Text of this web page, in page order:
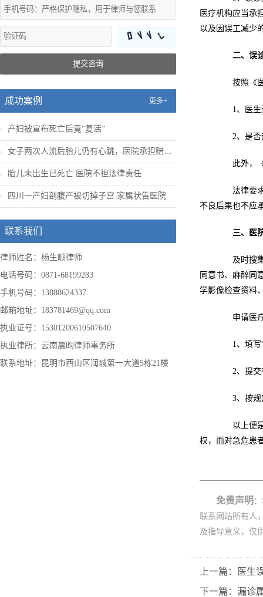
提交咨询
成功案例 更多+
产妇被宣布死亡后竟“复活”
女子两次人流后胎儿仍有心跳，医院承担赔偿...
胎儿未出生已死亡 医院不担法律责任
四川一产妇剖腹产被切掉子宫 家属状告医院
联系我们
律师姓名：杨生顺律师
电话号码：0871-68199283
手机号码：13888624337
邮箱地址：183781469@qq.com
执业证号：15301200610507640
执业律所：云南晨昀律师事务所
联系地址：昆明市西山区润城第一大道5栋21楼
医疗机构应当承
以及因误工减少
二、误
按照《医
1、医生诊
2、是否
此外，《
法律要求
不良后果也不应
三、 医
及时搜集
同意书、麻醉同
学影像检查资料
申请医疗
1、填写“
2、提交
3、按规定
以上便是
权，而对急危患
免责声明
联系网站所有人
及指导意义，仅
上一篇：医生
下一篇：漏诊